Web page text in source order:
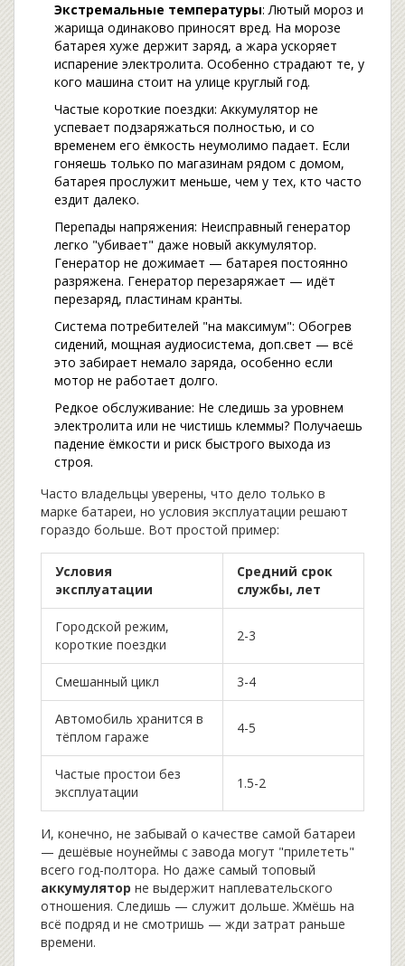
Экстремальные температуры: Лютый мороз и
жарища одинаково приносят вред. На морозе
батарея хуже держит заряд, а жара ускоряет
испарение электролита. Особенно страдают те, у
кого машина стоит на улице круглый год.
Частые короткие поездки: Аккумулятор не
успевает подзаряжаться полностью, и со
временем его ёмкость неумолимо падает. Если
гоняешь только по магазинам рядом с домом,
батарея прослужит меньше, чем у тех, кто часто
ездит далеко.
Перепады напряжения: Неисправный генератор
легко "убивает" даже новый аккумулятор.
Генератор не дожимает — батарея постоянно
разряжена. Генератор перезаряжает — идёт
перезаряд, пластинам кранты.
Система потребителей "на максимум": Обогрев
сидений, мощная аудиосистема, доп.свет — всё
это забирает немало заряда, особенно если
мотор не работает долго.
Редкое обслуживание: Не следишь за уровнем
электролита или не чистишь клеммы? Получаешь
падение ёмкости и риск быстрого выхода из
строя.
Часто владельцы уверены, что дело только в
марке батареи, но условия эксплуатации решают
гораздо больше. Вот простой пример:
Условия
эксплуатации
Средний срок
службы, лет
Городской режим,
короткие поездки
2-3
Смешанный цикл 3-4
Автомобиль хранится в
тёплом гараже
4-5
Частые простои без
эксплуатации
1.5-2
И, конечно, не забывай о качестве самой батареи
— дешёвые ноунеймы с завода могут "прилететь"
всего год-полтора. Но даже самый топовый
аккумулятор не выдержит наплевательского
отношения. Следишь — служит дольше. Жмёшь на
всё подряд и не смотришь — жди затрат раньше
времени.